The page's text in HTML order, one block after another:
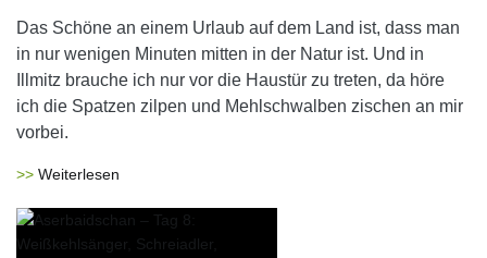
Das Schöne an einem Urlaub auf dem Land ist, dass man
in nur wenigen Minuten mitten in der Natur ist. Und in
Illmitz brauche ich nur vor die Haustür zu treten, da höre
ich die Spatzen zilpen und Mehlschwalben zischen an mir
vorbei.
Weiterlesen